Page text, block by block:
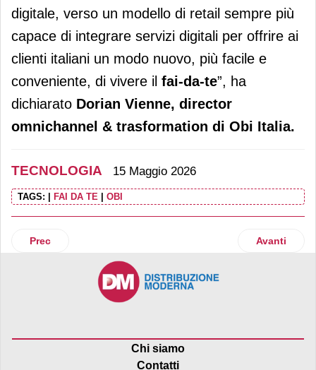
digitale, verso un modello di retail sempre più
capace di integrare servizi digitali per offrire ai
clienti italiani un modo nuovo, più facile e
conveniente, di vivere il fai-da-te”, ha
dichiarato Dorian Vienne, director
omnichannel & trasformation di Obi Italia.
TECNOLOGIA 15 Maggio 2026
TAGS: FAI DA TE OBI
Articolo precedente: L’AI entra nell’ortofrutta con Aldo,
Prec Articolo
Avanti
Chi siamo
Contatti